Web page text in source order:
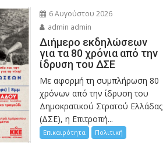
6 Αυγούστου 2026
admin admin
Διήμερο εκδηλώσεων
για τα 80 χρόνια από την
ίδρυση του ΔΣΕ
Με αφορμή τη συμπλήρωση 80
χρόνων από την ίδρυση του
Δημοκρατικού Στρατού Ελλάδας
(ΔΣΕ), η Επιτροπή...
Επικαιρότητα Πολιτική